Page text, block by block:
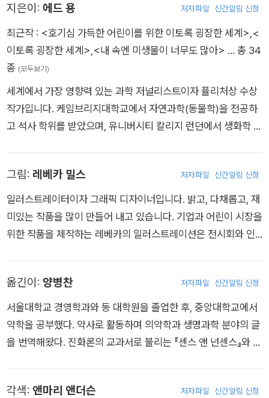
지은이: 에드 용 저자파일 신간알림 신청
최근작 : <호기심 가득한 어린이를 위한 이토록 굉장한 세계> <
이토록 굉장한 세계> <내 속엔 미생물이 너무도 많아> … 총 34
종 (모두보기)
세계에서 가장 영향력 있는 과학 저널리스트이자 퓰리처상 수상
작가입니다. 케임브리지대학교에서 자연과학(동물학)을 전공하
고 석사 학위를 받았으며, 유니버시티 칼리지 런던에서 생화학 연
블로그(Not Exactly Rocket Science)로 단숨에 주목할 만한
과학 작가로 떠오른 에드 용은 ‘과학 저널리즘의 미래’라는 평가
를 받으며, 2016년 미생물 세계를 탐사한 첫 책 《내 속엔 미생물
이 너무도 많아》로 세계적 베스트셀러 작가가 되었습니다. 《이토
랐고, 20여 곳이 넘는 매체의 2022 올해의 책을 휩쓸었습니다.
에드 용은 이 책으로 2023 앤드류 카네기 메달을 수상하고 ‘대체
불가능한’ 과학 저널리스트임을 다시 한번 증명했습니다.
그림: 레베카 밀스 저자파일 신간알림 신청
일러스트레이터이자 그래픽 디자이너입니다. 밝고, 다채롭고, 재
미있는 작품을 많이 만들어 내고 있습니다. 기업과 어린이 시장을
위한 작품을 제작하는 레베카의 일러스트레이션은 전시회와 인
옮긴이: 양병찬 저자파일 신간알림 신청
서울대학교 경영학과와 동 대학원을 졸업한 후, 중앙대학교에서
약학을 공부했다. 약사로 활동하며 의약학과 생명과학 분야의 글
을 번역해왔다. 진화론의 교과서로 불리는 『센스 앤 넌센스』와 알
다. 최근 번역서로 『자연 그대로의 자연』 『이토록 굉장한 세계』
각색: 앤마리 앤더슨 저자파일 신간알림 신청